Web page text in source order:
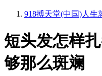
918搏天堂(中国)人生
短头发怎样
够那么斑斓